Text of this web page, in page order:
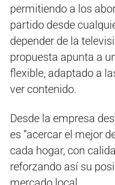
permitiendo a los
partido desde
depender de la
propuesta apunta a
flexible, adaptado a
ver contenido.
Desde la empresa
es “acercar el mejor
cada hogar, con
reforzando así su